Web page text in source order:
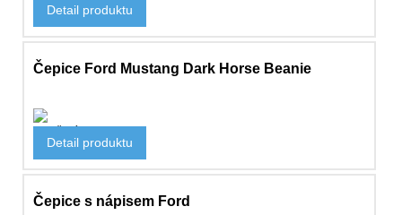
591 Kč
Detail produktu
Čepice Ford Mustang Dark Horse Beanie
419 Kč
Detail produktu
Čepice s nápisem Ford